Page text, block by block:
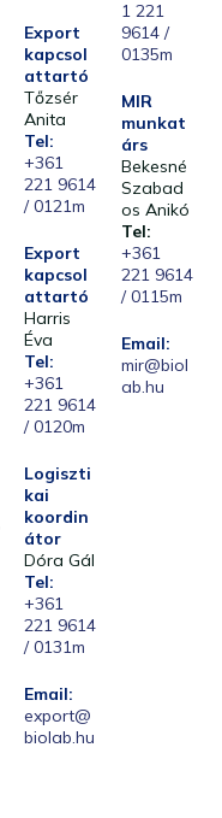
Export
kapcsol
attartó
Tőzsér
Anita
Tel:
+361
221 9614
/ 0121m
Export
kapcsol
attartó
Harris
Éva
Tel:
+361
221 9614
/ 0120m
Logiszti
kai
koordin
átor
Dóra Gál
Tel:
+361
221 9614
/ 0131m
Email:
export@
biolab.hu
1 221
9614 /
0135m
MIR
munkat
árs
Bekesné
Szabad
os Anikó
Tel:
+361
221 9614
/ 0115m
Email:
mir@biol
ab.hu